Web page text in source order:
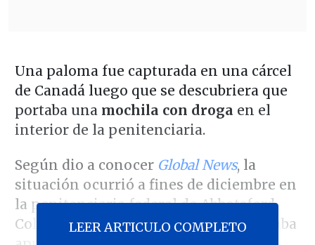
Una paloma fue capturada en una cárcel
de Canadá luego que se descubriera que
portaba una mochila con droga en el
interior de la penitenciaria.
Según dio a conocer Global News, la
situación ocurrió a fines de diciembre en
la penitenciaria federal de Abbotsford,
Columbia Británica, donde el ave cargaba
LEER ARTICULO COMPLETO